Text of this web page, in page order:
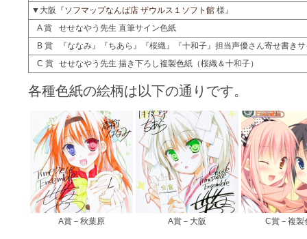
▼大阪『ソフマップなんば店 ザウルス１ソフト館 様』
A 賞
せせなやう先生 直筆サイン色紙
B 賞
『ななみ』『ちあら』『桜織』『十和子』担当声優さん寄せ書き
C 賞 せせなやう先生 描き下ろし複製色紙（桜織＆十和子）
各種色紙の絵柄は以下の通りです。
A賞－秋葉原 A賞－大阪 C賞－複製